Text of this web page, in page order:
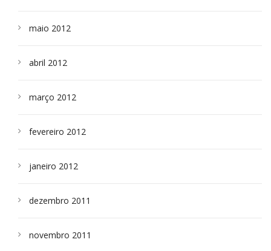
maio 2012
abril 2012
março 2012
fevereiro 2012
janeiro 2012
dezembro 2011
novembro 2011